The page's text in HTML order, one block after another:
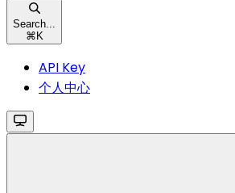
Search...
⌘K
API Key
个人中心